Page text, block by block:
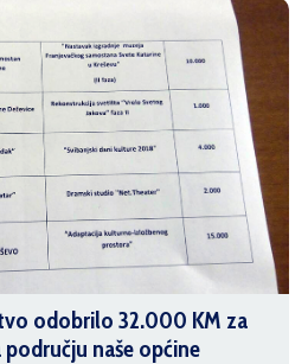
odobrilo 32.000 KM za
naše općine